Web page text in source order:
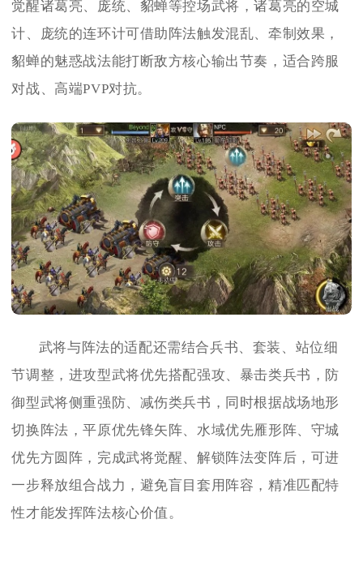
觉醒诸葛亮、庞统、貂蝉等控场武将，诸葛亮的空城
计、庞统的连环计可借助阵法触发混乱、牵制效果，
貂蝉的魅惑战法能打断敌方核心输出节奏，适合跨服
对战、高端PVP对抗。
武将与阵法的适配还需结合兵书、套装、站位细
节调整，进攻型武将优先搭配强攻、暴击类兵书，防
御型武将侧重强防、减伤类兵书，同时根据战场地形
切换阵法，平原优先锋矢阵、水域优先雁形阵、守城
优先方圆阵，完成武将觉醒、解锁阵法变阵后，可进
一步释放组合战力，避免盲目套用阵容，精准匹配特
性才能发挥阵法核心价值。